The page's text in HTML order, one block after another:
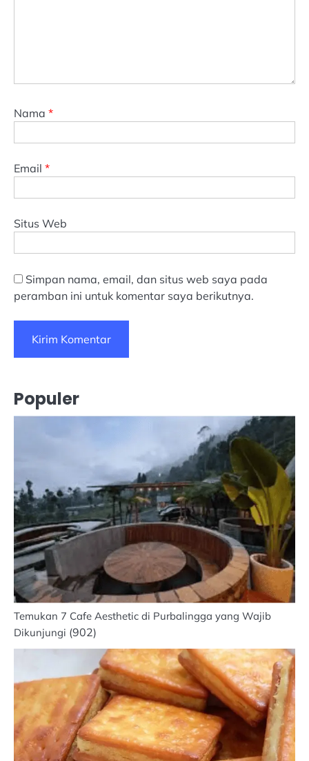
Nama *
Email *
Situs Web
Simpan nama, email, dan situs web saya pada
peramban ini untuk komentar saya berikutnya.
Populer
Temukan 7 Cafe Aesthetic di Purbalingga yang Wajib
Dikunjungi (902)